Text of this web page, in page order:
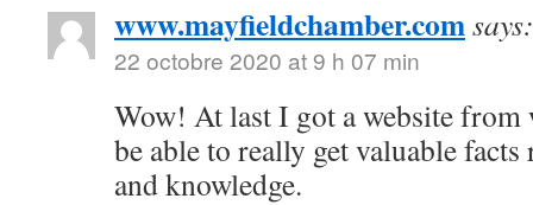
www.mayfieldchamber.comsays:
22 octobre 2020 at 9 h 07 min
Wow! At last I got a website from
be able to really get valuable
and knowledge.